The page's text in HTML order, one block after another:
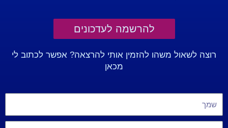
להרשמה לעדכונים
רוצה לשאול משהו להזמין אותי להרצאה? אפשר לכתוב לי
מכאן